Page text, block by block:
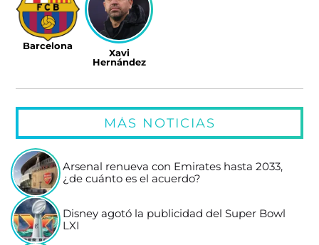
Barcelona
Xavi
Hernández
MÁS NOTICIAS
Arsenal renueva con Emirates hasta 2033,
¿de cuánto es el acuerdo?
Disney agotó la publicidad del Super Bowl
LXI